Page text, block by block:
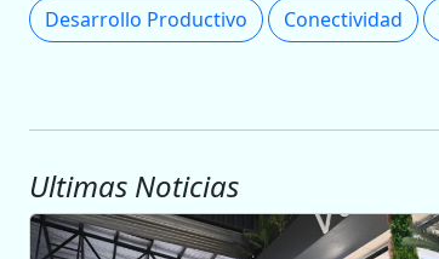
Desarrollo Productivo Conectividad
Ultimas Noticias